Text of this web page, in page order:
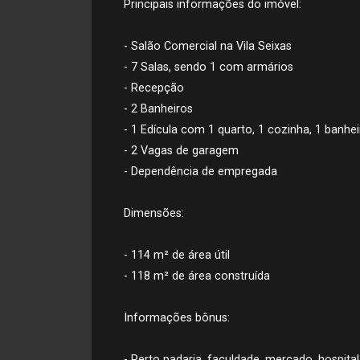
Principais informações do imóvel:
- Salão Comercial na Vila Seixas
- 7 Salas, sendo 1 com armários
- Recepção
- 2 Banheiros
- 1 Edícula com 1 quarto, 1 cozinha, 1
- 2 Vagas de garagem
- Dependência de empregada
Dimensões:
- 114 m² de área útil
- 118 m² de área construída
Informações bônus: